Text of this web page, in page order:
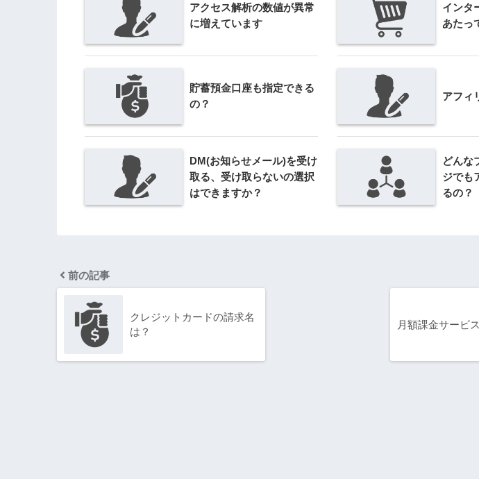
アクセス解析の数値が異常
に増えています
インタ
あたっ
貯蓄預金口座も指定できる
の？
アフィ
DM(お知らせメール)を受け
取る、受け取らないの選択
はできますか？
どんな
ジでも
るの？
前の記事
クレジットカードの請求名
は？
月額課金サービ